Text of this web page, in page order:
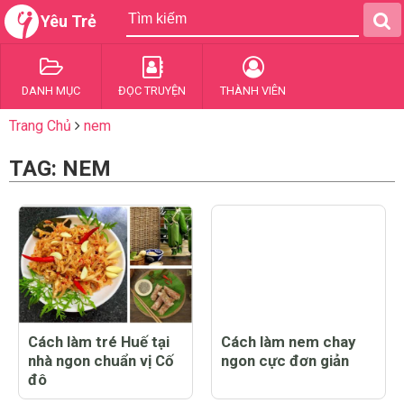
Yêu Trẻ
DANH MỤC ĐỌC TRUYỆN THÀNH VIÊN
Trang Chủ nem
TAG: NEM
Cách làm tré Huế tại
nhà ngon chuẩn vị Cố
đô
Cách làm nem chay
ngon cực đơn giản